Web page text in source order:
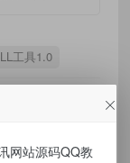
工具1.0
网站源码QQ教